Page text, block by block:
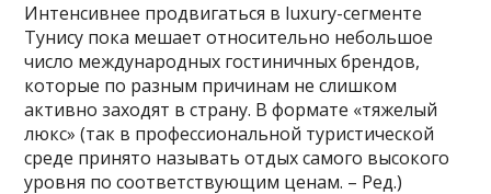
Интенсивнее продвигаться в luxury-сегменте
Тунису пока мешает относительно небольшое
число международных гостиничных брендов,
которые по разным причинам не слишком
активно заходят в страну. В формате «тяжелый
люкс» (так в профессиональной туристической
среде принято называть отдых самого высокого
уровня по соответствующим ценам. – Ред.)